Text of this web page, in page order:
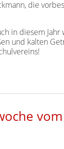
die
in diesem
und kalten